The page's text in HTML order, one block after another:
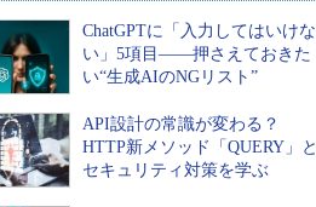
ChatGPTに「入力してはいけな
い」5項目――押さえておきた
い“生成AIのNGリスト”
API設計の常識が変わる？
HTTP新メソッド「QUERY」と
セキュリティ対策を学ぶ